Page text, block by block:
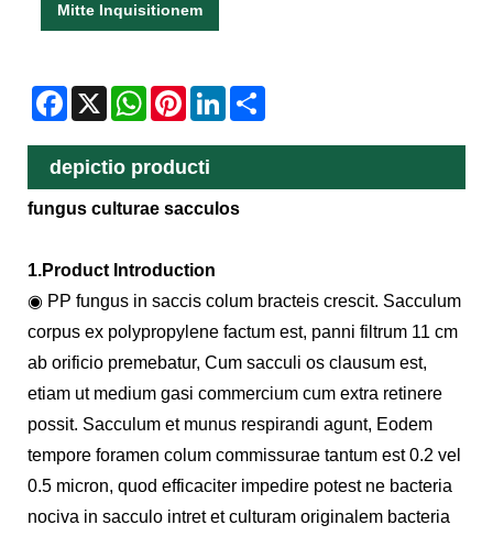
Mitte Inquisitionem
Facebook
X WhatsAppPinterestLinkedIn
depictio producti
fungus culturae sacculos
1.Product Introduction
◉ PP fungus in saccis colum bracteis crescit. Sacculum
corpus ex polypropylene factum est, panni filtrum 11 cm
ab orificio premebatur, Cum sacculi os clausum est,
etiam ut medium gasi commercium cum extra retinere
possit. Sacculum et munus respirandi agunt, Eodem
tempore foramen colum commissurae tantum est 0.2 vel
0.5 micron, quod efficaciter impedire potest ne bacteria
nociva in sacculo intret et culturam originalem bacteria